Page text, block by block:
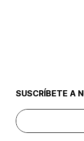
SUSCRÍBETE A